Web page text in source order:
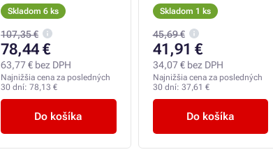
Skladom 6 ks
107,35 €
78,44 €
63,77 € bez DPH
Najnižšia cena za posledných
30 dní: 78,13 €
Do košíka
Skladom 1 ks
45,69 €
41,91 €
34,07 € bez DPH
Najnižšia cena za posledných
30 dní: 37,61 €
Do košíka